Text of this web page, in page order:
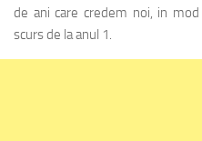
de ani care credem noi, in
scurs de la anul 1.